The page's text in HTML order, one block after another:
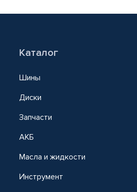
Каталог
Шины
Диски
Запчасти
АКБ
Масла и жидкости
Инструмент